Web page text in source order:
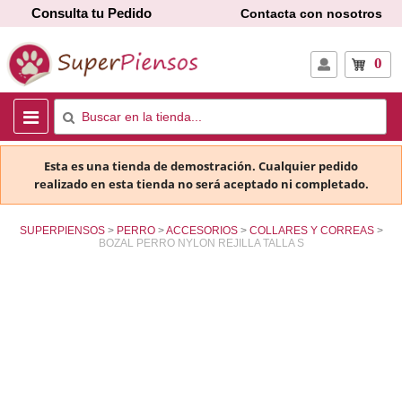
Consulta tu Pedido Contacta con nosotros
0
Esta es una tienda de demostración. Cualquier pedido
realizado en esta tienda no será aceptado ni completado.
SUPERPIENSOS PERRO ACCESORIOS
COLLARES Y CORREAS
BOZAL PERRO NYLON REJILLA TALLA S